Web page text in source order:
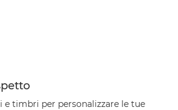
timbri per personalizzare le tue